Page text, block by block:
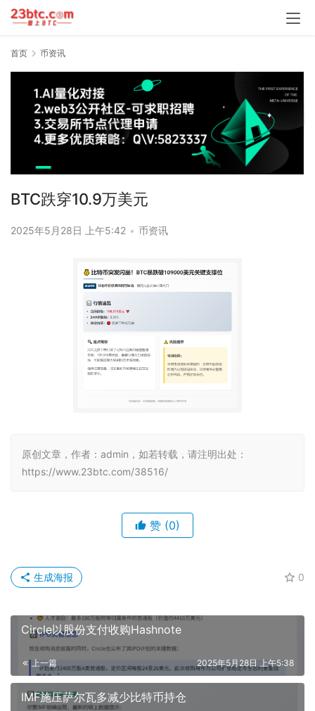
首页 币资讯
BTC跌穿10.9万美元
2025年5月28日 上午5:42 • 币资讯
原创文章，作者：admin，如若转载，请注明出处：
https://www.23btc.com/38516/
赞 (0)
0
生成海报
Circle以股份支付收购Hashnote
上一篇 2025年5月28日 上午5:38
IMF施压萨尔瓦多减少比特币持仓